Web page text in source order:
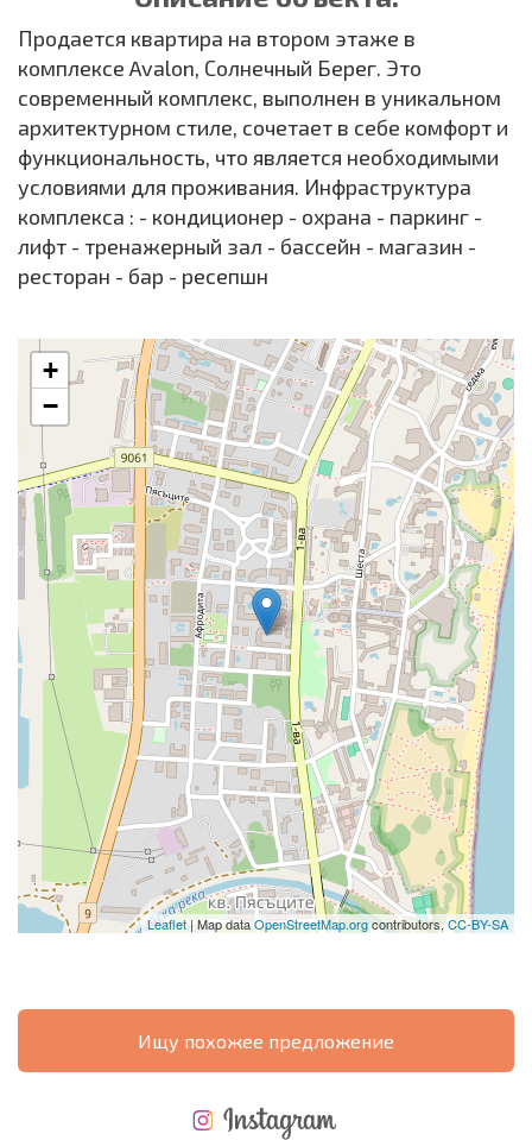
Продается квартира на втором этаже в
комплексе Avalon, Солнечный Берег. Это
современный комплекс, выполнен в уникальном
архитектурном стиле, сочетает в себе комфорт и
функциональность, что является необходимыми
условиями для проживания. Инфраструктура
комплекса : - кондиционер - охрана - паркинг -
лифт - тренажерный зал - бассейн - магазин -
ресторан - бар - ресепшн
+
−
Leaflet| Map dataOpenStreetMap.orgcontributors, CC-BY-SA
Ищу похожее предложение